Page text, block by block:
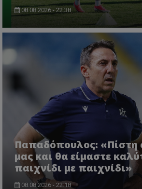
08.08.2026 - 22:38
Παπαδόπουλος: «Πίστη
μας και θα είμαστε
παιχνίδι με παιχνίδι»
08.08.2026 - 22:18